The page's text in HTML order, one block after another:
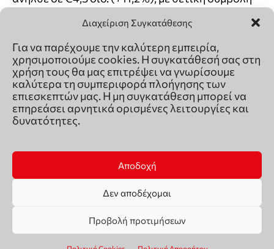
Διαχείριση Συγκατάθεσης
Για να παρέχουμε την καλύτερη εμπειρία,
χρησιμοποιούμε cookies. Η συγκατάθεσή σας στη
χρήση τους θα μας επιτρέψει να γνωρίσουμε
καλύτερα τη συμπεριφορά πλοήγησης των
επιεσκεπτών μας. Η μη συγκατάθεση μπορεί να
επηρεάσει αρνητικά ορισμένες λειτουργίες και
δυνατότητες.
Αποδοχή
Δεν αποδέχομαι
Προβολή προτιμήσεων